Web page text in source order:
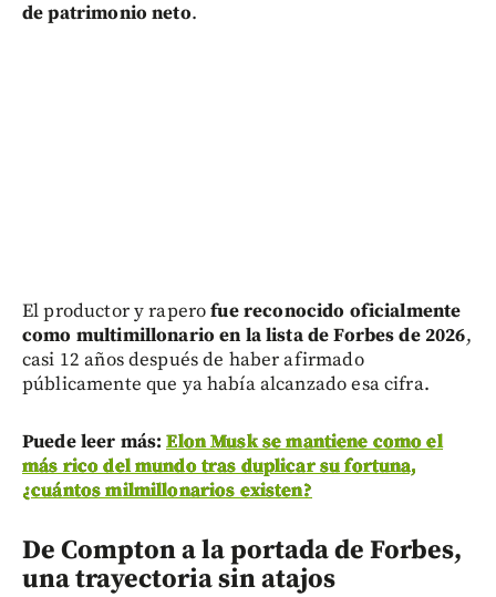
de patrimonio neto.
El productor y raperofue reconocido oficialmente
como multimillonario en la lista de Forbes de 2026,
casi 12 años después de haber afirmado
públicamente que ya había alcanzado esa cifra.
Puede leer más:Elon Musk se mantiene como el
más rico del mundo tras duplicar su fortuna,
¿cuántos milmillonarios existen?
De Compton a la portada de Forbes,
una trayectoria sin atajos